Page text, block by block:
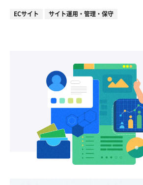
ECサイト サイト運用・管理・保守